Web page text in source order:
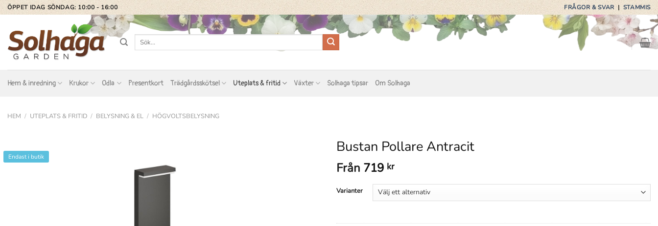
Skip
to
content
ÖPPET IDAG SÖNDAG: 10:00 - 16:00 FRÅGOR & SVAR|STAMMIS
Sök
Hem & inredning Krukor Odla Presentkort Trädgårdsskötsel Uteplats & fritid Växter Solhaga tipsar Om Solhaga
HEM / UTEPLATS & FRITID / BELYSNING & EL / HÖGVOLTSBELYSNING
Endast i butik
Bustan Pollare Antracit
Från 719 kr
Varianter